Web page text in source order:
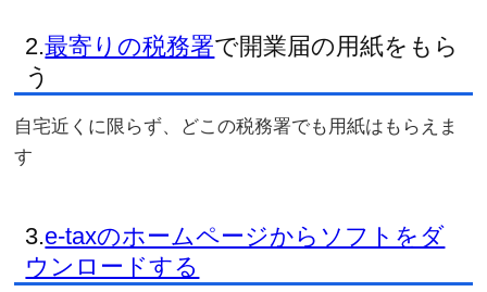
2.最寄りの税務署で開業届の用紙をもら
う
自宅近くに限らず、どこの税務署でも用紙はもらえま
す
3.e-taxのホームページからソフトをダ
ウンロードする